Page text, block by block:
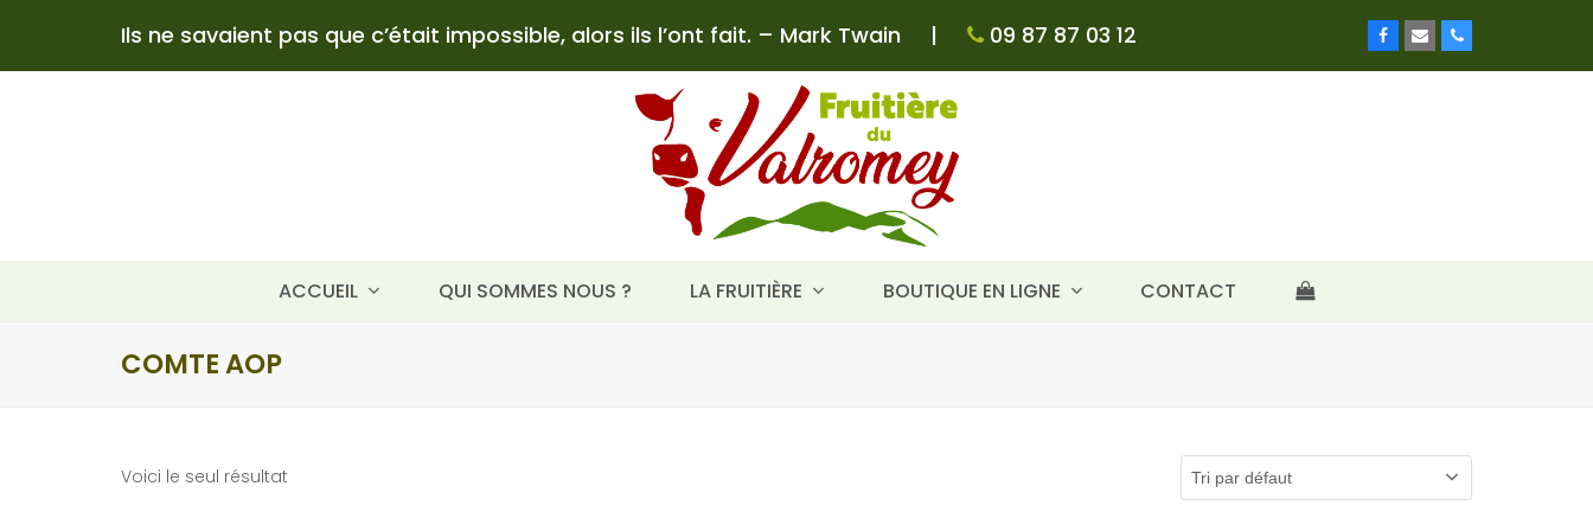
Ils ne savaient pas que c’était impossible, alors ils l’ont fait. – Mark Twain | 09 87 87 03 12 Facebook
EmailPhone
ACCUEIL QUI SOMMES NOUS ? LA FRUITIÈRE BOUTIQUE EN LIGNE CONTACT
COMTE AOP
Voici le seul résultat